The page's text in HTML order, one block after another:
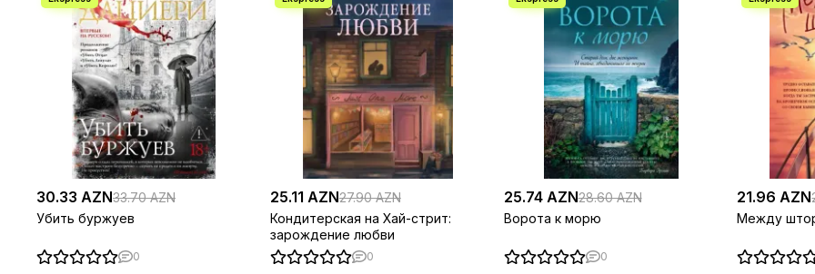
30.33 AZN33.70 AZN
Убить буржуев
0
25.11 AZN27.90 AZN
Кондитерская на Хай-стрит:
зарождение любви
0
25.74 AZN28.60 AZN
Ворота к морю
0
21.96 AZN
Между